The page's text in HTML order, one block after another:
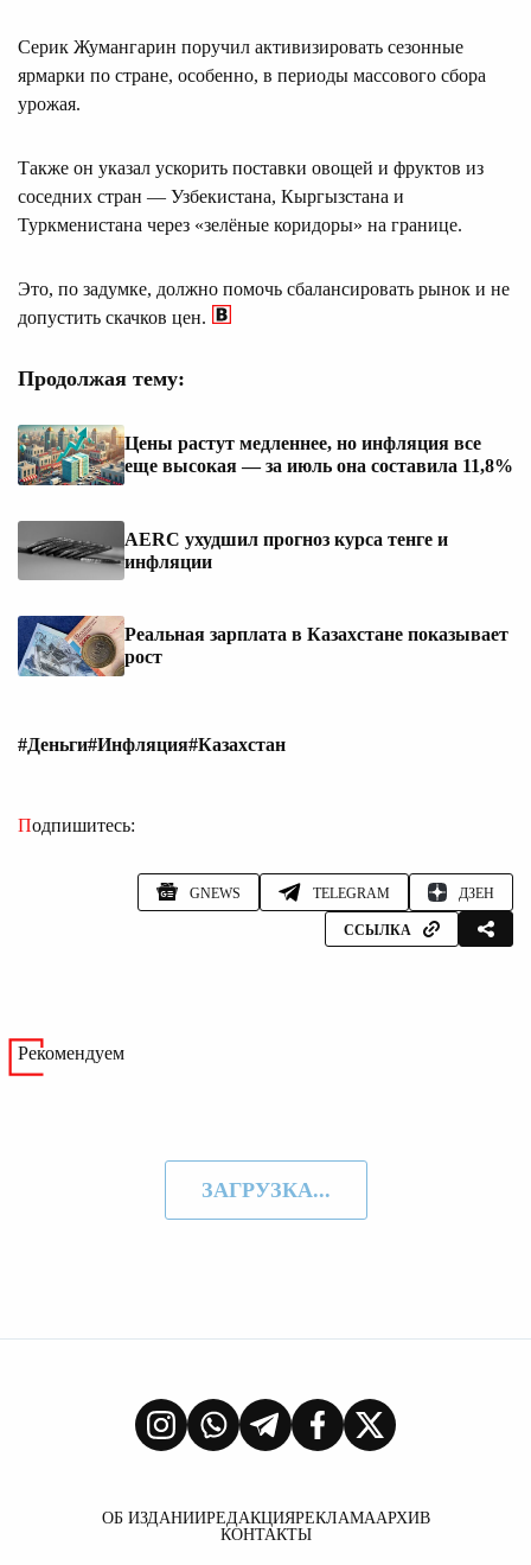
Серик Жумангарин поручил активизировать сезонные
ярмарки по стране, особенно, в периоды массового сбора
урожая.
Также он указал ускорить поставки овощей и фруктов из
соседних стран — Узбекистана, Кыргызстана и
Туркменистана через «зелёные коридоры» на границе.
Это, по задумке, должно помочь сбалансировать рынок и не
допустить скачков цен.
Продолжая тему:
Цены растут медленнее, но инфляция все
еще высокая — за июль она составила 11,8%
AERC ухудшил прогноз курса тенге и
инфляции
Реальная зарплата в Казахстане показывает
рост
#Деньги#Инфляция#Казахстан
Подпишитесь:
GNEWS TELEGRAM ДЗЕН
ССЫЛКА
Рекомендуем
ЗАГРУЗКА...
ОБ ИЗДАНИИРЕДАКЦИЯРЕКЛАМААРХИВ
КОНТАКТЫ